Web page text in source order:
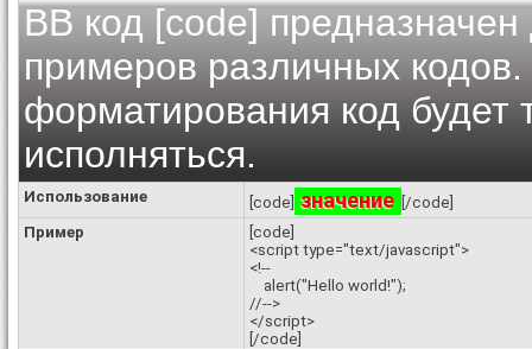
BB код [code]
примеров различных
форматирования код будет
исполняться.
Использование [code] значение [/code]
Пример
[code]
<script type="text/javascript">
<!--
alert("Hello world!");
//-->
</script>
[/code]